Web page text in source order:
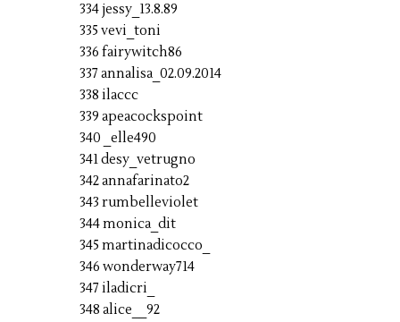
334 jessy_13.8.89
335 vevi_toni
336 fairywitch86
337 annalisa_02.09.2014
338 ilaccc
339 apeacockspoint
340 _elle490
341 desy_vetrugno
342 annafarinato2
343 rumbelleviolet
344 monica_dit
345 martinadicocco_
346 wonderway714
347 iladicri_
348 alice__92